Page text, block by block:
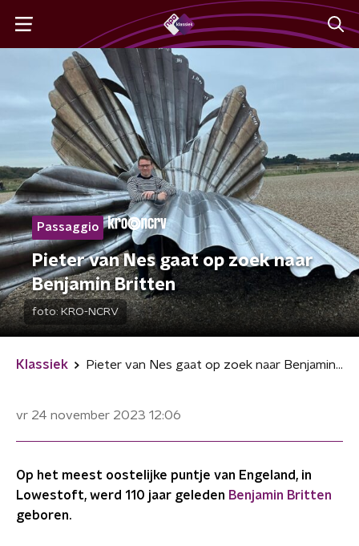
Passaggio
Pieter van Nes gaat op zoek naar
Benjamin Britten
foto: KRO-NCRV
Klassiek Pieter van Nes gaat op zoek naar Benjamin Britten
vr 24 november 2023 12:06
Op het meest oostelijke puntje van Engeland, in
Lowestoft, werd 110 jaar geleden Benjamin Britten
geboren.